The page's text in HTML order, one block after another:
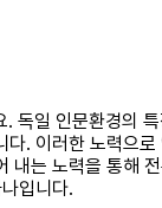
. 독일 인문환경의
. 이러한 노력으
내는 노력을 통해
입니다.